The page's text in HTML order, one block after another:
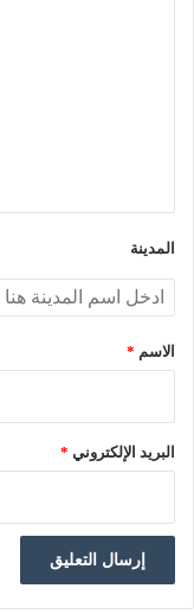
المدينة
الاسم *
البريد الإلكتروني *